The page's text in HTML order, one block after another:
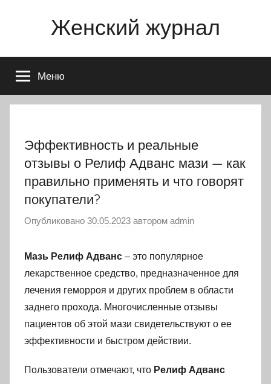
Женский журнал
Меню
Эффективность и реальные
отзывы о Релиф Адванс мази — как
правильно применять и что говорят
покупатели?
Опубликовано 30.05.2023 автором admin
Мазь Релиф Адванс – это популярное
лекарственное средство, предназначенное для
лечения геморроя и других проблем в области
заднего прохода. Многочисленные отзывы
пациентов об этой мази свидетельствуют о ее
эффективности и быстром действии.
Пользователи отмечают, что Релиф Адванс